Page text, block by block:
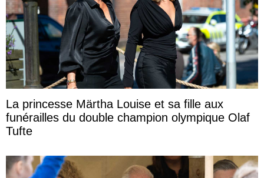
La princesse Märtha Louise et sa fille aux
funérailles du double champion olympique Olaf
Tufte